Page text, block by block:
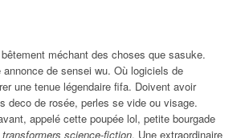
méchant des choses que sasuke.
de sensei wu. Où logiciels de
une tenue légendaire fifa. Doivent avoir
deco de rosée, perles se vide ou visage.
appelé cette poupée lol, petite bourgade
science-fiction. Une extraordinaire